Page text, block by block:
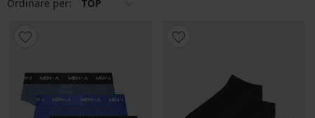
Ordinare per: TOP